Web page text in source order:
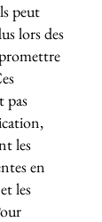
peut
lors des
pas
les
en
les